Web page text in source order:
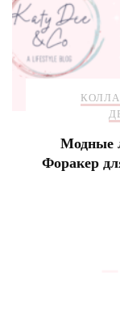
Модные
Форакер